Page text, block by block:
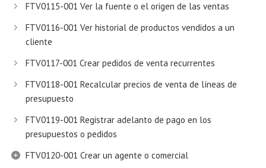
FTV0115-001 Ver la fuente o el origen de las ventas
FTV0116-001 Ver historial de productos vendidos a un
cliente
FTV0117-001 Crear pedidos de venta recurrentes
FTV0118-001 Recalcular precios de venta de líneas de
presupuesto
FTV0119-001 Registrar adelanto de pago en los
presupuestos o pedidos
FTV0120-001 Crear un agente o comercial